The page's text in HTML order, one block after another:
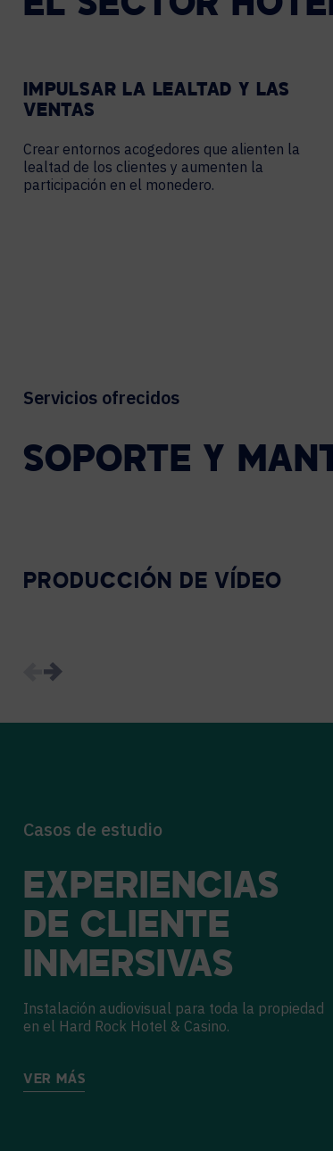
IMPULSAR LA LEALTAD Y LAS
VENTAS
Crear entornos acogedores que alienten la
lealtad de los clientes y aumenten la
participación en el monedero.
Servicios ofrecidos
SOPORTE Y
PRODUCCIÓN DE VÍDEO
Casos de estudio
EXPERIENCIAS
DE CLIENTE
INMERSIVAS
Instalación audiovisual para toda la propiedad
en el Hard Rock Hotel & Casino.
VER MÁS